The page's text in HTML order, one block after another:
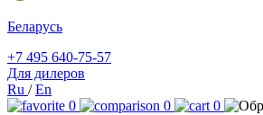
Беларусь
+7 495 640-75-57
Для дилеров
Ru /En
0
0
0